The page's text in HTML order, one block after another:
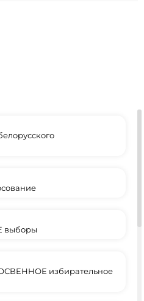
избирательное